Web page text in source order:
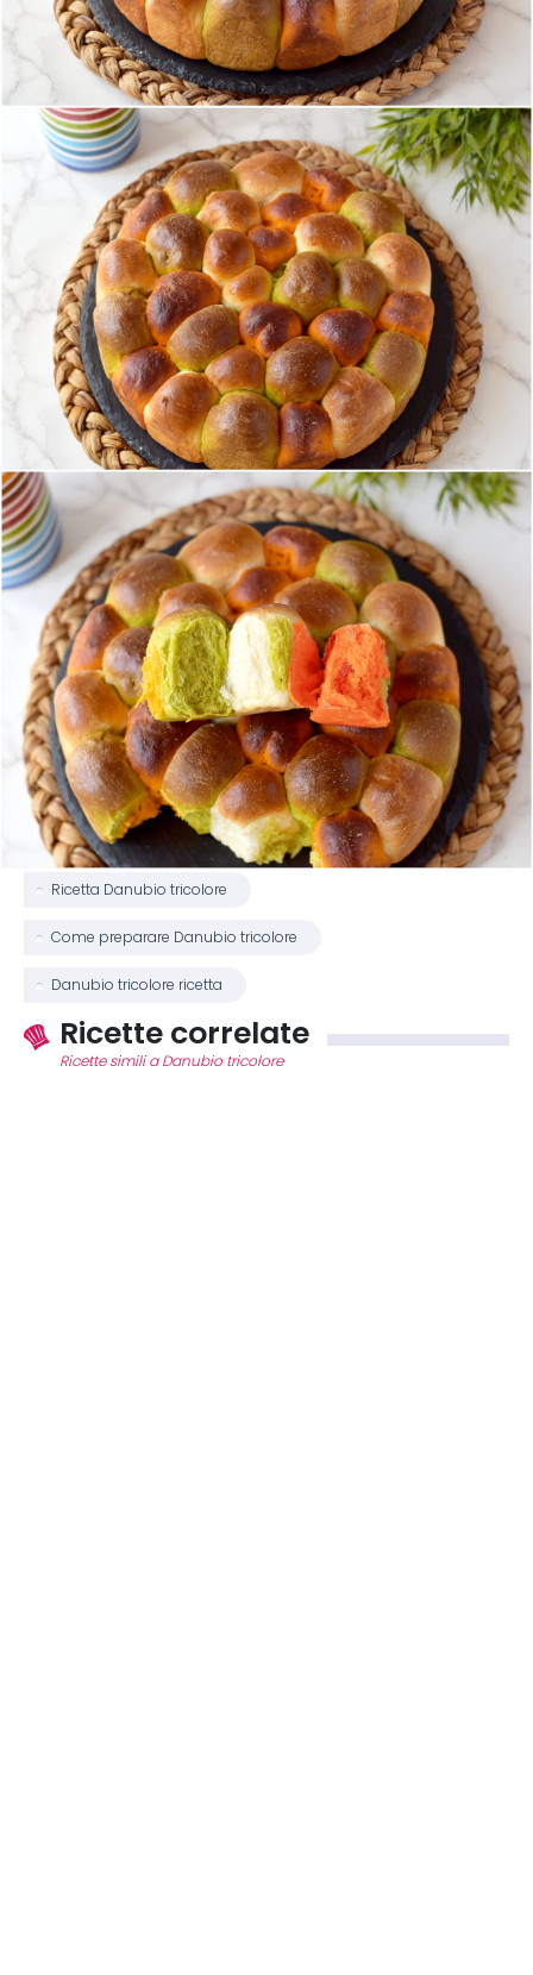
Ricetta Danubio tricolore
Come preparare Danubio tricolore
Danubio tricolore ricetta
Ricette correlate
Ricette simili a Danubio tricolore